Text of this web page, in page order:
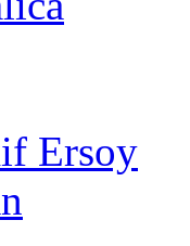
Ersoy